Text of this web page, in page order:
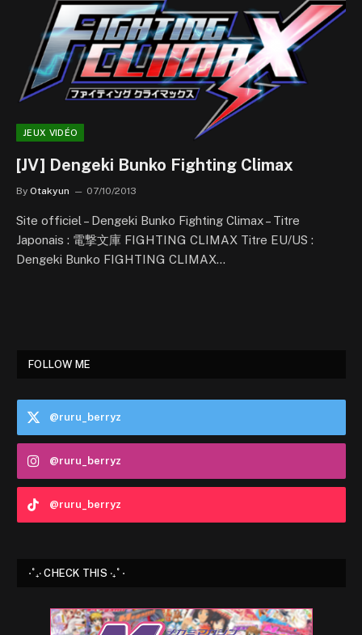
JEUX VIDÉO
[JV] Dengeki Bunko Fighting Climax
By Otakyun 07/10/2013
Site officiel – Dengeki Bunko Fighting Climax – Titre
Japonais : 電撃文庫 FIGHTING CLIMAX Titre EU/US :
Dengeki Bunko FIGHTING CLIMAX…
FOLLOW ME
@ruru_berryz
@ruru_berryz
@ruru_berryz
⋅˚₊‧ CHECK THIS ‧₊˚ ⋅